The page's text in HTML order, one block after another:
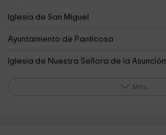
Iglesia de San Miguel
Ayuntamiento de Panticosa
Iglesia de Nuestra Señora de la Asunción
Más